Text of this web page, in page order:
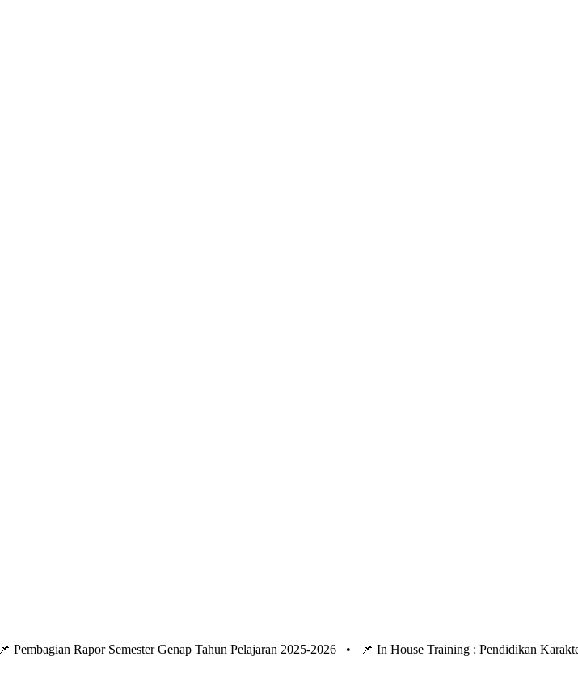
📌 Pembagian Rapor Semester Genap Tahun Pelajaran 2025-2026 •
📌 In House Training : Pendidikan